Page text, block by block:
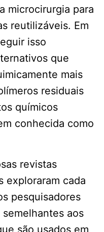
microcirurgia para
reutilizáveis. Em
isso
que
mais
residuais
químicos
conhecida como
revistas
exploraram cada
pesquisadores
aos
são usados ​​em